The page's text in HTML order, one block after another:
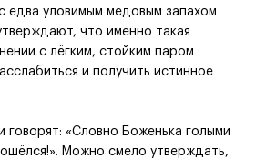
едва уловимым медовым запахом
что именно такая
с лёгким, стойким паром
и получить истинное
говорят: «Словно Боженька голыми
Можно смело утверждать,